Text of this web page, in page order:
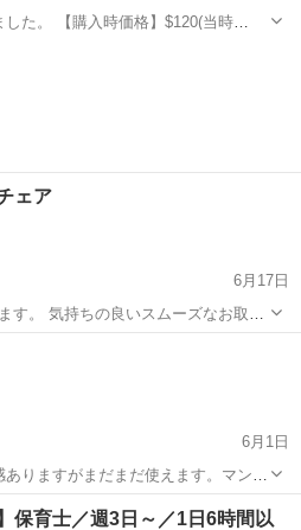
た。 【購入時価格】$120(当時
ェア
6月17日
す。 気持ちの良いスムーズなお取引
くお読みになってからご連絡くださ
6月1日
りますがまだまだ使えます。マンシ
のみ、お願します。
椅子
保育士／週3日～／1日6時間以